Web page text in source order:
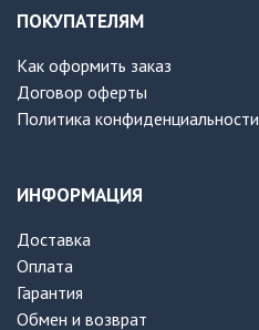
ПОКУПАТЕЛЯМ
Как оформить заказ
Договор оферты
Политика конфиденциальности
ИНФОРМАЦИЯ
Доставка
Оплата
Гарантия
Обмен и возврат